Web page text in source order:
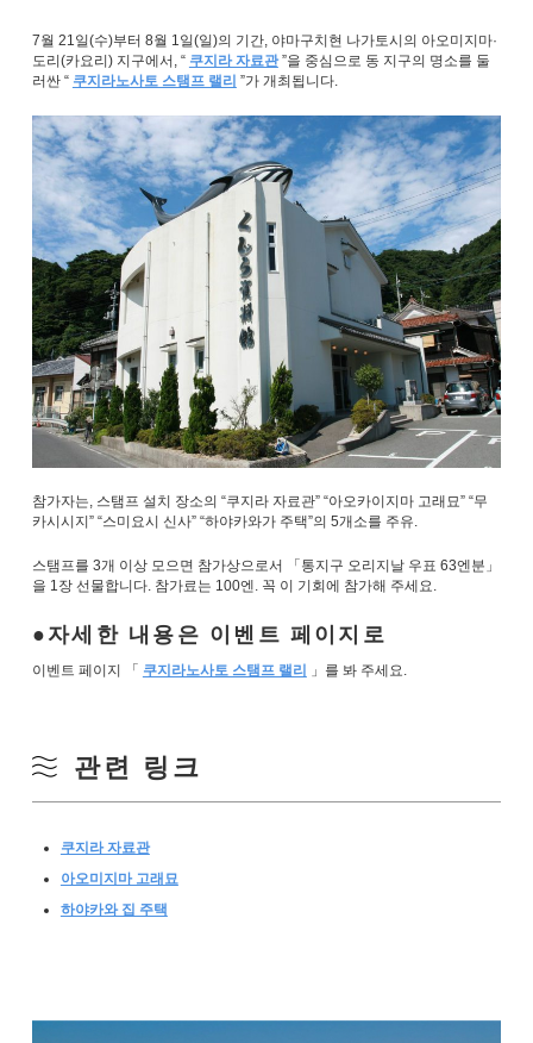
7월 21일(수)부터 8월 1일(일)의 기간, 야마구치현 나가토시의 아오미지마·
도리(카요리) 지구에서, “ 쿠지라 자료관”을 중심으로 동 지구의 명소를 둘
러싼 “ 쿠지라노사토 스탬프 랠리 ”가 개최됩니다.
참가자는, 스탬프 설치 장소의 “쿠지라 자료관” “아오카이지마 고래묘” “무
카시시지” “스미요시 신사” “하야카와가 주택”의 5개소를 주유.
스탬프를 3개 이상 모으면 참가상으로서 「통지구 오리지날 우표 63엔분」
을 1장 선물합니다. 참가료는 100엔. 꼭 이 기회에 참가해 주세요.
자세한 내용은 이벤트 페이지로
이벤트 페이지 「 쿠지라노사토 스탬프 랠리 」를 봐 주세요.
관련 링크
쿠지라 자료관
아오미지마 고래묘
하야카와 집 주택